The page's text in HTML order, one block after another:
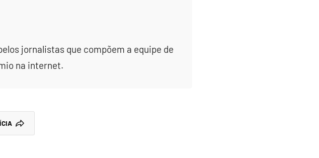
jornalistas que compõem a equipe de
na internet.